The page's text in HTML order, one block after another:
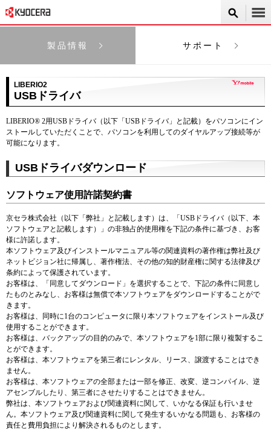
製品情報 サポート
LIBERIO2
USBドライバ
LIBERIO® 2用USBドライバ（以下「USBドライバ」と記載）をパソコンにイン
ストールしていただくことで、パソコンを利用してのダイヤルアップ接続等が
可能になります。
USBドライバダウンロード
ソフトウェア使用許諾契約書
京セラ株式会社（以下「弊社」と記載します）は、「USBドライバ（以下、本
ソフトウェアと記載します）」の非独占的使用権を下記の条件に基づき、お客
様に許諾します。
本ソフトウェア及びインストールマニュアル等の関連資料の著作権は弊社及び
ネットビジョン社に帰属し、著作権法、その他の知的財産権に関する法律及び
条約によって保護されています。
お客様は、「同意してダウンロード」を選択することで、下記の条件に同意し
たものとみなし、お客様は無償で本ソフトウェアをダウンロードすることがで
きます。
お客様は、同時に1台のコンピュータに限り本ソフトウェアをインストール及び
使用することができます。
お客様は、バックアップの目的のみで、本ソフトウェアを1部に限り複製するこ
とができます。
お客様は、本ソフトウェアを第三者にレンタル、リース、譲渡することはでき
ません。
お客様は、本ソフトウェアの全部または一部を修正、改変、逆コンパイル、逆
アセンブルしたり、第三者にさせたりすることはできません。
弊社は、本ソフトウェアおよび関連資料に関して、いかなる保証も行いませ
ん。本ソフトウェア及び関連資料に関して発生するいかなる問題も、お客様の
責任と費用負担により解決されるものとします。